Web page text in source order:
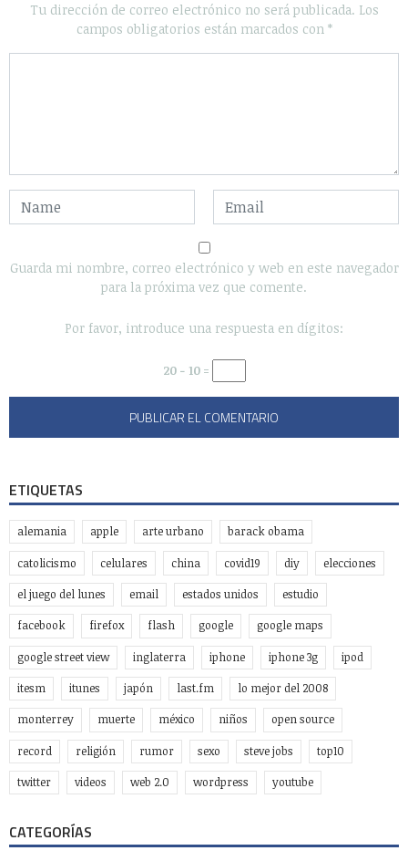
Tu dirección de correo electrónico no será publicada. Los
campos obligatorios están marcados con *
Guarda mi nombre, correo electrónico y web en este navegador
para la próxima vez que comente.
Por favor, introduce una respuesta en dígitos:
20 − 10 =
ETIQUETAS
alemania apple arte urbano barack obama
catolicismo celulares china covid19 diy elecciones
el juego del lunes email estados unidos estudio
facebook firefox flash google google maps
google street view inglaterra iphone iphone 3g ipod
itesm itunes japón last.fm lo mejor del 2008
monterrey muerte méxico niños open source
record religión rumor sexo steve jobs top10
twitter videos web 2.0 wordpress youtube
CATEGORÍAS